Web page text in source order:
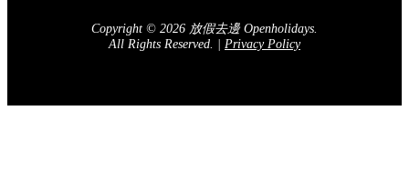
Copyright © 2026 放假去邊 Openholidays.
All Rights Reserved.
Privacy Policy